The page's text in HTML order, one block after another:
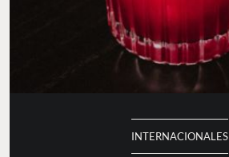
INTERNACIONALES